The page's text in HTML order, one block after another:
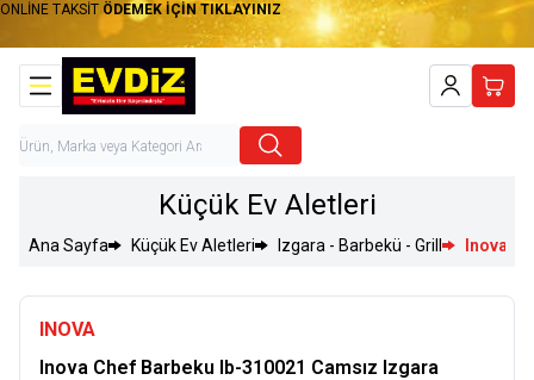
ONLİNE TAKSİT ÖDEMEK İÇİN TIKLAYINIZ
Hesabım
Küçük Ev Aletleri
Ana Sayfa Küçük Ev Aletleri Izgara - Barbekü - Grill Inova
INOVA
Inova Chef Barbeku Ib-310021 Camsız Izgara